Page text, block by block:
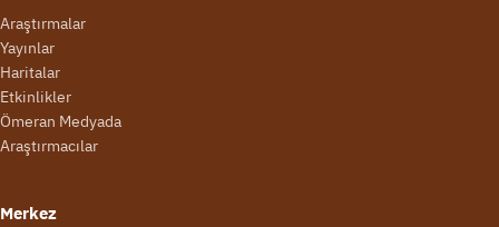
Araştırmalar
Yayınlar
Haritalar
Etkinlikler
Ömeran Medyada
Araştırmacılar
Merkez